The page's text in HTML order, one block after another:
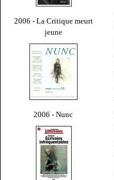
2006 - La Critique meurt
jeune
2006 - Nunc